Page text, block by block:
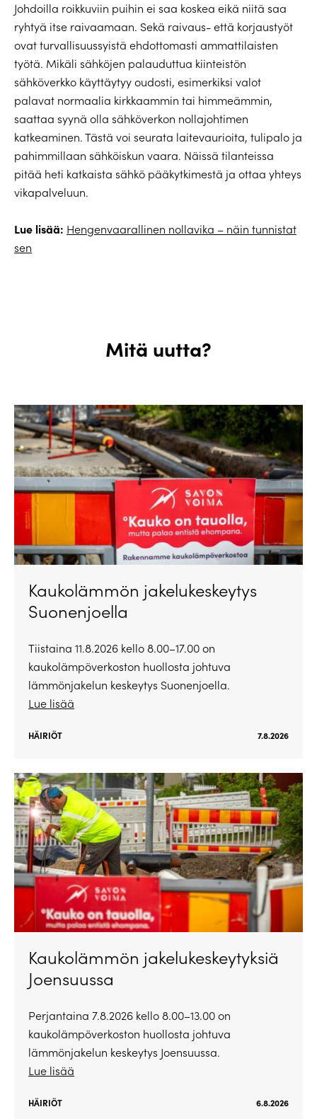
Johdoilla roikkuviin puihin ei saa koskea eikä niitä saa
ryhtyä itse raivaamaan. Sekä raivaus- että korjaustyöt
ovat turvallisuussyistä ehdottomasti ammattilaisten
työtä. Mikäli sähköjen palauduttua kiinteistön
sähköverkko käyttäytyy oudosti, esimerkiksi valot
palavat normaalia kirkkaammin tai himmeämmin,
saattaa syynä olla sähköverkon nollajohtimen
katkeaminen. Tästä voi seurata laitevaurioita, tulipalo ja
pahimmillaan sähköiskun vaara. Näissä tilanteissa
pitää heti katkaista sähkö pääkytkimestä ja ottaa yhteys
vikapalveluun.
Lue lisää: Hengenvaarallinen nollavika – näin tunnistat
sen
Mitä uutta?
Kaukolämmön jakelukeskeytys
Suonenjoella
Tiistaina 11.8.2026 kello 8.00–17.00 on
kaukolämpöverkoston huollosta johtuva
lämmönjakelun keskeytys Suonenjoella.
Lue lisää
HÄIRIÖT 7.8.2026
Kaukolämmön jakelukeskeytyksiä
Joensuussa
Perjantaina 7.8.2026 kello 8.00–13.00 on
kaukolämpöverkoston huollosta johtuva
lämmönjakelun keskeytys Joensuussa.
Lue lisää
HÄIRIÖT 6.8.2026